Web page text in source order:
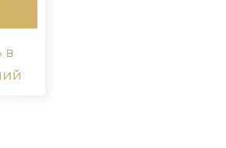
несколько
в